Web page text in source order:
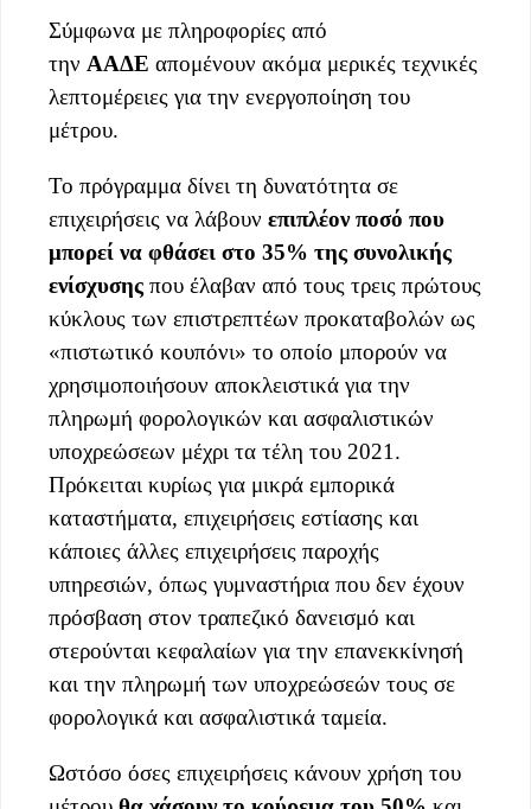
Σύμφωνα με πληροφορίες από
την ΑΑΔΕ απομένουν ακόμα μερικές τεχνικές
λεπτομέρειες για την ενεργοποίηση του
μέτρου.
Το πρόγραμμα δίνει τη δυνατότητα σε
επιχειρήσεις να λάβουν επιπλέον ποσό που
μπορεί να φθάσει στο 35% της συνολικής
ενίσχυσης που έλαβαν από τους τρεις πρώτους
κύκλους των επιστρεπτέων προκαταβολών ως
«πιστωτικό κουπόνι» το οποίο μπορούν να
χρησιμοποιήσουν αποκλειστικά για την
πληρωμή φορολογικών και ασφαλιστικών
υποχρεώσεων μέχρι τα τέλη του 2021.
Πρόκειται κυρίως για μικρά εμπορικά
καταστήματα, επιχειρήσεις εστίασης και
κάποιες άλλες επιχειρήσεις παροχής
υπηρεσιών, όπως γυμναστήρια που δεν έχουν
πρόσβαση στον τραπεζικό δανεισμό και
στερούνται κεφαλαίων για την επανεκκίνησή
και την πληρωμή των υποχρεώσεών τους σε
φορολογικά και ασφαλιστικά ταμεία.
Ωστόσο όσες επιχειρήσεις κάνουν χρήση του